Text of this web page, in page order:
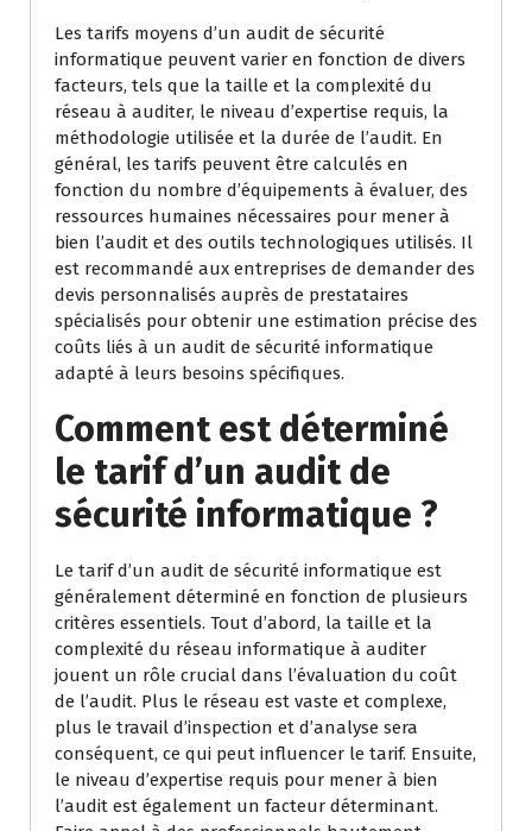
Les tarifs moyens d’un audit de sécurité
informatique peuvent varier en fonction de divers
facteurs, tels que la taille et la complexité du
réseau à auditer, le niveau d’expertise requis, la
méthodologie utilisée et la durée de l’audit. En
général, les tarifs peuvent être calculés en
fonction du nombre d’équipements à évaluer, des
ressources humaines nécessaires pour mener à
bien l’audit et des outils technologiques utilisés. Il
est recommandé aux entreprises de demander des
devis personnalisés auprès de prestataires
spécialisés pour obtenir une estimation précise des
coûts liés à un audit de sécurité informatique
adapté à leurs besoins spécifiques.
Comment est déterminé
le tarif d’un audit de
sécurité informatique ?
Le tarif d’un audit de sécurité informatique est
généralement déterminé en fonction de plusieurs
critères essentiels. Tout d’abord, la taille et la
complexité du réseau informatique à auditer
jouent un rôle crucial dans l’évaluation du coût
de l’audit. Plus le réseau est vaste et complexe,
plus le travail d’inspection et d’analyse sera
conséquent, ce qui peut influencer le tarif. Ensuite,
le niveau d’expertise requis pour mener à bien
l’audit est également un facteur déterminant.